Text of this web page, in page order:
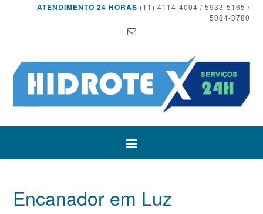
ATENDIMENTO 24 HORAS (11) 4114-4004 / 5933-5165 /
5084-3780
Encanador em Luz